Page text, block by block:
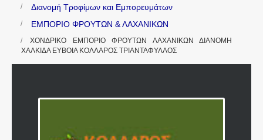
Διανομή Τροφίμων και Εμπορευμάτων
ΕΜΠΟΡΙΟ ΦΡΟΥΤΩΝ & ΛΑΧΑΝΙΚΩΝ
ΧΟΝΔΡΙΚΟ ΕΜΠΟΡΙΟ ΦΡΟΥΤΩΝ ΛΑΧΑΝΙΚΩΝ ΔΙΑΝΟΜΗ
ΧΑΛΚΙΔΑ ΕΥΒΟΙΑ ΚΟΛΛΑΡΟΣ ΤΡΙΑΝΤΑΦΥΛΛΟΣ